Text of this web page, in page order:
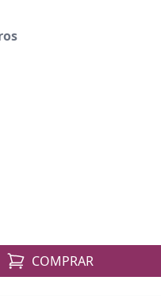
COMPRAR